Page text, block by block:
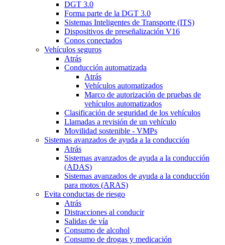
DGT 3.0
Forma parte de la DGT 3.0
Sistemas Inteligentes de Transporte (ITS)
Dispositivos de preseñalización V16
Conos conectados
Vehículos seguros
Atrás
Conducción automatizada
Atrás
Vehículos automatizados
Marco de autorización de pruebas de
vehículos automatizados
Clasificación de seguridad de los vehículos
Llamadas a revisión de un vehículo
Movilidad sostenible - VMPs
Sistemas avanzados de ayuda a la conducción
Atrás
Sistemas avanzados de ayuda a la conducción
(ADAS)
Sistemas avanzados de ayuda a la conducción
para motos (ARAS)
Evita conductas de riesgo
Atrás
Distracciones al conducir
Salidas de vía
Consumo de alcohol
Consumo de drogas y medicación